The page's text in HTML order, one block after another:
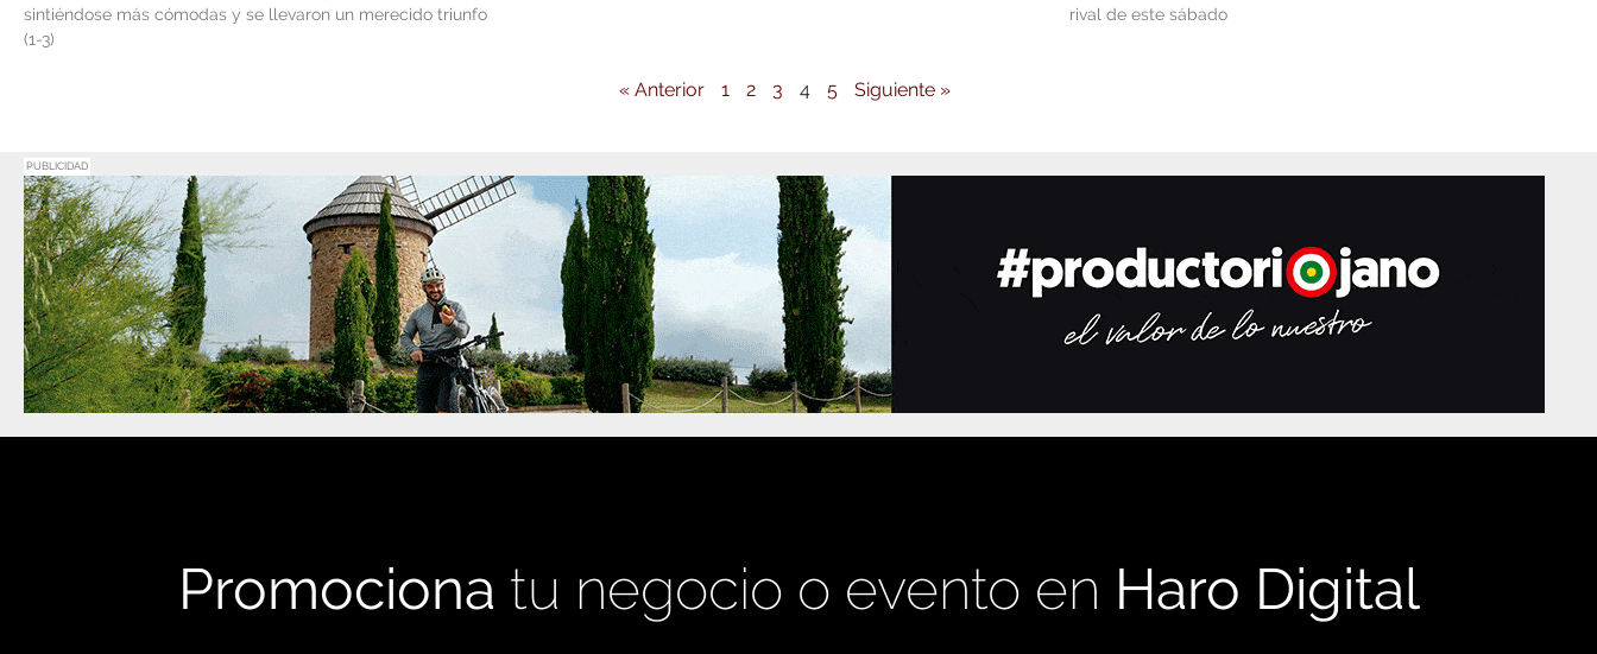
sintiéndose más cómodas y se llevaron un merecido triunfo
(1-3)
rival de este sábado
« Anterior 1 2 3 4 5 Siguiente »
PUBLICIDAD
Promociona tu negocio o evento en Haro Digital